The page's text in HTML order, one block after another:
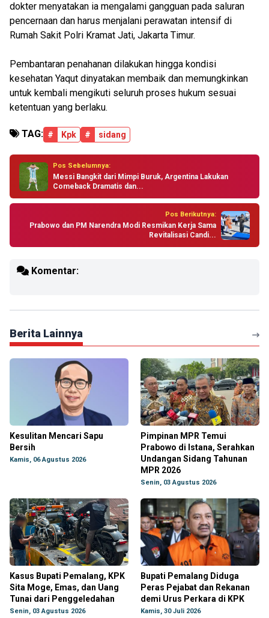
dokter menyatakan ia mengalami gangguan pada saluran
pencernaan dan harus menjalani perawatan intensif di
Rumah Sakit Polri Kramat Jati, Jakarta Timur.
Pembantaran penahanan dilakukan hingga kondisi
kesehatan Yaqut dinyatakan membaik dan memungkinkan
untuk kembali mengikuti seluruh proses hukum sesuai
ketentuan yang berlaku.
TAG: # Kpk # sidang
Pos Sebelumnya:
Messi Bangkit dari Mimpi Buruk, Argentina Lakukan
Comeback Dramatis dan...
Pos Berikutnya:
Prabowo dan PM Narendra Modi Resmikan Kerja Sama
Revitalisasi Candi...
Komentar:
Berita Lainnya
Kesulitan Mencari Sapu
Bersih
Kamis, 06 Agustus 2026
Pimpinan MPR Temui
Prabowo di Istana, Serahkan
Undangan Sidang Tahunan
MPR 2026
Senin, 03 Agustus 2026
Kasus Bupati Pemalang, KPK
Sita Moge, Emas, dan Uang
Tunai dari Penggeledahan
Senin, 03 Agustus 2026
Bupati Pemalang Diduga
Peras Pejabat dan Rekanan
demi Urus Perkara di KPK
Kamis, 30 Juli 2026